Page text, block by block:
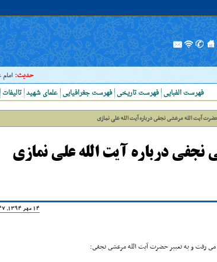
حدیث:امام
تالیفات علمای شهید فهرست جغرافیایی فهرست تاریخی فهرست الفبایی
آیت الله مرعشى نجفى درباره آیت الله علی نمازی
درباره آیت الله علی نمازی
14 مهر 1394, 11:47
مى رفت و به تعبیر حضرت آیت الله مرعشى نجفى: